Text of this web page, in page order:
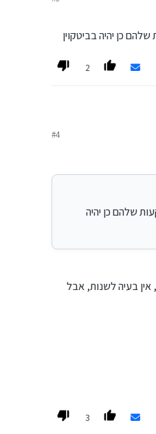
2
#4
ודוקא לאחרונה הם החליטו שבערך 3% מתיק ההשקעות שלהם כן יהיה
בעיה לשנות, אבל
3